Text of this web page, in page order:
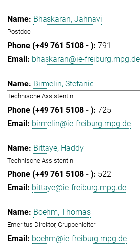
Bhaskaran, Jahnavi
Postdoc
791
bhaskaran@ie-freiburg.mpg.de
Birmelin, Stefanie
Technische Assistentin
725
birmelin@ie-freiburg.mpg.de
Bittaye, Haddy
Technische Assistentin
522
bittaye@ie-freiburg.mpg.de
Boehm, Thomas
Emeritus Direktor, Gruppenleiter
boehm@ie-freiburg.mpg.de